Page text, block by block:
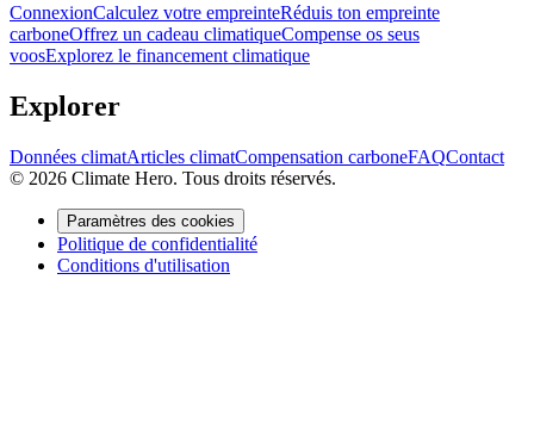
ConnexionCalculez votre empreinteRéduis ton empreinte
carboneOffrez un cadeau climatiqueCompense os seus
voosExplorez le financement climatique
Explorer
Données climatArticles climatCompensation carboneFAQContact
© 2026 Climate Hero. Tous droits réservés.
Paramètres des cookies
Politique de confidentialité
Conditions d'utilisation